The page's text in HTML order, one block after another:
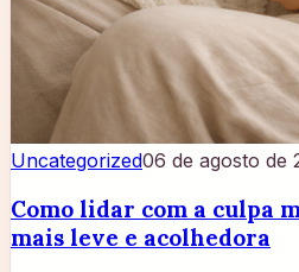
Uncategorized06 de agosto de
Como lidar com a culpa
mais leve e acolhedora